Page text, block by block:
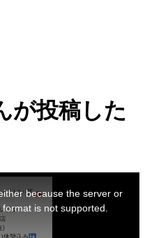
投稿した
because the server or
is not supported.